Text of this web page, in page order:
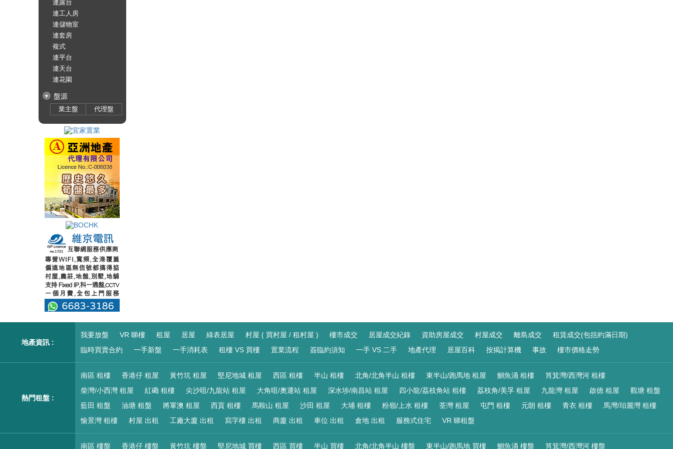
連露台
連工人房
連儲物室
連套房
複式
連平台
連天台
連花園
盤源
業主盤 代理盤
地產資訊 :
我要放盤 VR 睇樓 租屋 居屋 綠表居屋 村屋 ( 買村屋 / 租村屋 ) 樓市成交 居屋成交紀錄 資助房屋成交 村屋成交 離島成交
租賃成交(包括約滿日期)
臨時買賣合約
一手新盤 一手消耗表 租樓 VS 買樓 置業流程 簽臨約須知 一手 VS 二手 地產代理 居屋百科 按揭計算機 事故 樓市價格走勢
熱門租盤 :
南區 租樓 香港仔 租屋 黃竹坑 租屋 堅尼地城 租屋 西區 租樓 半山 租樓 北角/北角半山 租樓 東半山/跑馬地 租屋 鰂魚涌 租樓
筲箕灣/西灣河 租樓
柴灣/小西灣 租屋
紅磡 租樓 尖沙咀/九龍站 租屋 大角咀/奧運站 租屋 深水埗/南昌站 租屋 四小龍/荔枝角站 租樓 荔枝角/美孚 租屋 九龍灣 租屋 啟德 租屋
觀塘 租盤
藍田 租盤
油塘 租盤 將軍澳 租屋 西貢 租樓 馬鞍山 租屋 沙田 租屋 大埔 租樓 粉嶺/上水 租樓 荃灣 租屋 屯門 租樓 元朗 租樓 青衣 租樓
馬灣/珀麗灣 租樓
愉景灣 租樓
村屋 出租 工廠大廈 出租 寫字樓 出租 商廈 出租 車位 出租 倉地 出租 服務式住宅 VR 睇租盤
南區 樓盤 香港仔 樓盤 黃竹坑 樓盤 堅尼地城 買樓 西區 買樓 半山 買樓 北角/北角半山 樓盤 東半山/跑馬地 買樓 鰂魚涌 樓盤 筲箕灣/西灣河 樓盤